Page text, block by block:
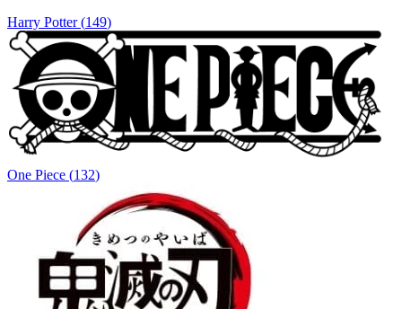
Harry Potter (149)
One Piece (132)